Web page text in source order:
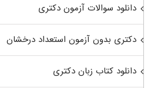
دانلود سوالات آزمون دکتری
دکتری بدون آزمون استعداد درخشان
دانلود کتاب زبان دکتری